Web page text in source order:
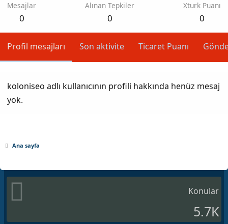
Mesajlar
0
Alınan Tepkiler
0
Xturk Puanı
0
Profil mesajları Son aktivite Ticaret Puanı
koloniseo adlı kullanıcının profili hakkında henüz mesaj
yok.
Ana sayfa
Konular
5.7K